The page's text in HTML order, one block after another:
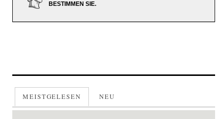
BESTIMMEN SIE.
MEISTGELESEN NEU